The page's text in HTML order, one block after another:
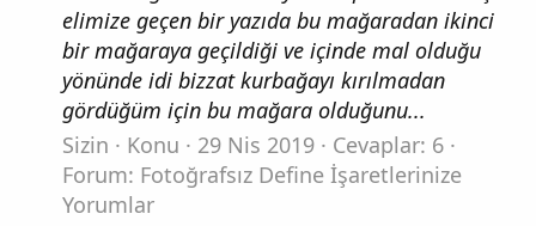
elimize geçen bir yazıda bu mağaradan ikinci
bir mağaraya geçildiği ve içinde mal olduğu
yönünde idi bizzat kurbağayı kırılmadan
gördüğüm için bu mağara olduğunu...
Sizin
Konu 29 Nis 2019
Cevaplar: 6
Forum: Fotoğrafsız Define İşaretlerinize
Yorumlar